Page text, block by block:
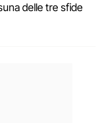
delle tre sfide